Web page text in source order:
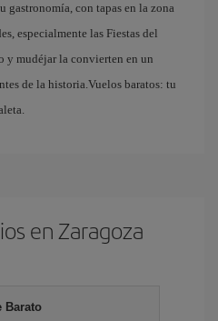
gastronomía, con tapas en la zona
especialmente las Fiestas del
y mudéjar la convierten en un
de la historia.Vuelos baratos: tu
en Zaragoza
Barato